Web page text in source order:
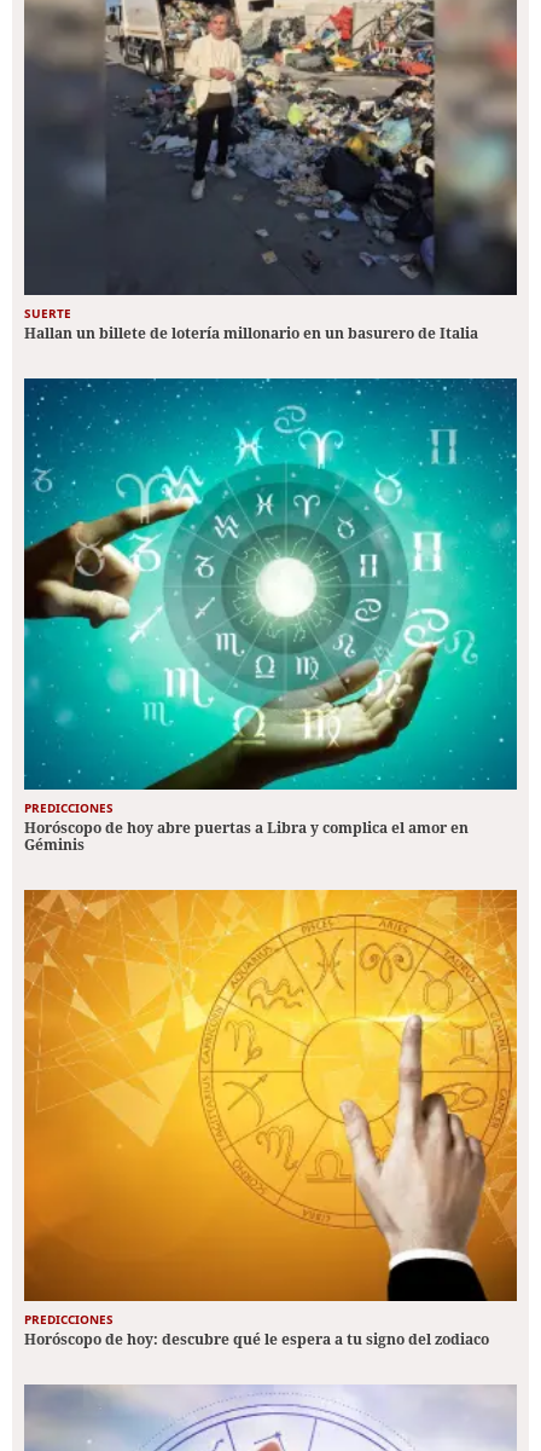
SUERTE
Hallan un billete de lotería millonario en un basurero de Italia
PREDICCIONES
Horóscopo de hoy abre puertas a Libra y complica el amor en
Géminis
PREDICCIONES
Horóscopo de hoy: descubre qué le espera a tu signo del zodiaco